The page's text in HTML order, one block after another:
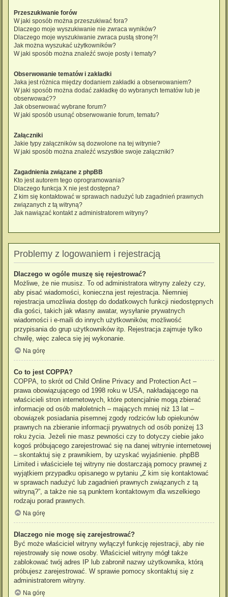
Przeszukiwanie forów
W jaki sposób można przeszukiwać fora?
Dlaczego moje wyszukiwanie nie zwraca wyników?
Dlaczego moje wyszukiwanie zwraca pustą stronę?!
Jak można wyszukać użytkowników?
W jaki sposób można znaleźć swoje posty i tematy?
Obserwowanie tematów i zakładki
Jaka jest różnica między dodaniem zakładki a obserwowaniem?
W jaki sposób można dodać zakładkę do wybranych tematów lub je
obserwować??
Jak obserwować wybrane forum?
W jaki sposób usunąć obserwowanie forum, tematu?
Załączniki
Jakie typy załączników są dozwolone na tej witrynie?
W jaki sposób można znaleźć wszystkie swoje załączniki?
Zagadnienia związane z phpBB
Kto jest autorem tego oprogramowania?
Dlaczego funkcja X nie jest dostępna?
Z kim się kontaktować w sprawach nadużyć lub zagadnień prawnych
związanych z tą witryną?
Jak nawiązać kontakt z administratorem witryny?
Problemy z logowaniem i rejestracją
Dlaczego w ogóle muszę się rejestrować?
Możliwe, że nie musisz. To od administratora witryny zależy czy,
aby pisać wiadomości, konieczna jest rejestracja. Niemniej
rejestracja umożliwia dostęp do dodatkowych funkcji niedostępnych
dla gości, takich jak własny awatar, wysyłanie prywatnych
wiadomości i e-maili do innych użytkowników, możliwość
przypisania do grup użytkowników itp. Rejestracja zajmuje tylko
chwilę, więc zaleca się jej wykonanie.
Na górę
Co to jest COPPA?
COPPA, to skrót od Child Online Privacy and Protection Act –
prawa obowiązującego od 1998 roku w USA, nakładającego na
właścicieli stron internetowych, które potencjalnie mogą zbierać
informacje od osób małoletnich – mających mniej niż 13 lat –
obowiązek posiadania pisemnej zgody rodziców lub opiekunów
prawnych na zbieranie informacji prywatnych od osób poniżej 13
roku życia. Jeżeli nie masz pewności czy to dotyczy ciebie jako
kogoś próbującego zarejestrować się na danej witrynie internetowej
– skontaktuj się z prawnikiem, by uzyskać wyjaśnienie. phpBB
Limited i właściciele tej witryny nie dostarczają pomocy prawnej z
wyjątkiem przypadku opisanego w pytaniu „Z kim się kontaktować
w sprawach nadużyć lub zagadnień prawnych związanych z tą
witryną?”, a także nie są punktem kontaktowym dla wszelkiego
rodzaju porad prawnych.
Na górę
Dlaczego nie mogę się zarejestrować?
Być może właściciel witryny wyłączył funkcję rejestracji, aby nie
rejestrowały się nowe osoby. Właściciel witryny mógł także
zablokować twój adres IP lub zabronił nazwy użytkownika, którą
próbujesz zarejestrować. W sprawie pomocy skontaktuj się z
administratorem witryny.
Na górę